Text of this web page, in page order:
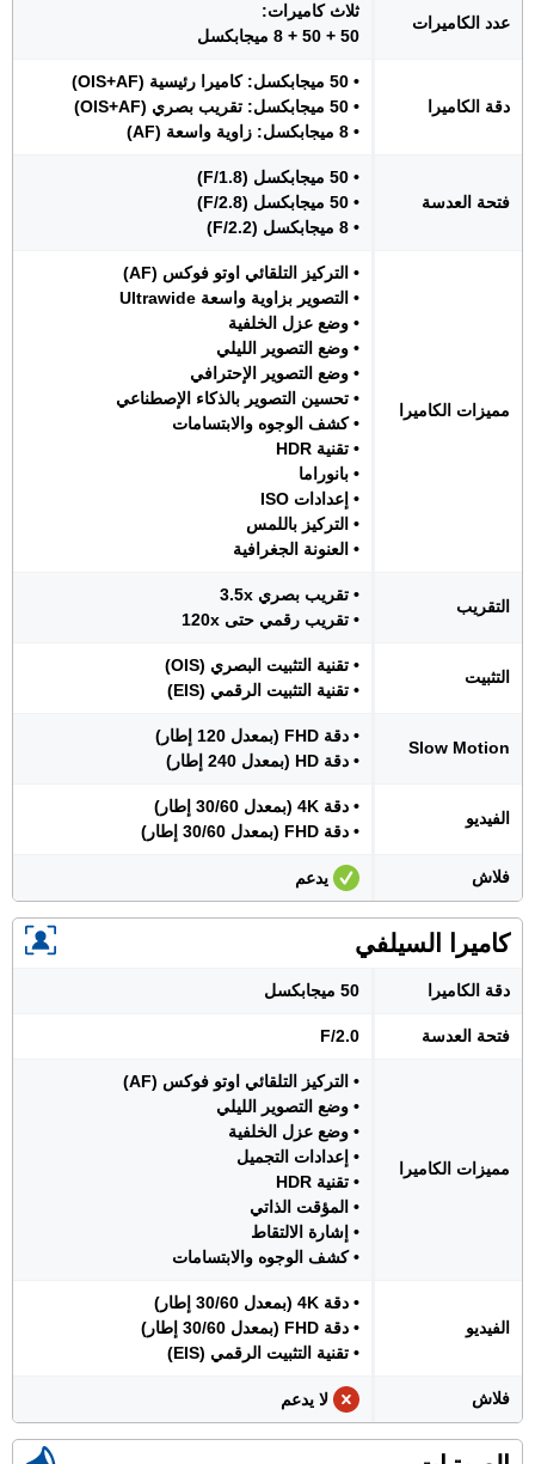
عدد الكاميرات
ثلاث كاميرات:
50 + 50 + 8 ميجابكسل
دقة الكاميرا
• 50 ميجابكسل: كاميرا رئيسية (OIS+AF)
• 50 ميجابكسل: تقريب بصري (OIS+AF)
• 8 ميجابكسل: زاوية واسعة (AF)
فتحة العدسة
• 50 ميجابكسل (F/1.8)
• 50 ميجابكسل (F/2.8)
• 8 ميجابكسل (F/2.2)
مميزات الكاميرا
• التركيز التلقائي اوتو فوكس (AF)
• التصوير بزاوية واسعة Ultrawide
• وضع عزل الخلفية
• وضع التصوير الليلي
• وضع التصوير الإحترافي
• تحسين التصوير بالذكاء الإصطناعي
• كشف الوجوه والابتسامات
• تقنية HDR
• بانوراما
• إعدادات ISO
• التركيز باللمس
• العنونة الجغرافية
التقريب
• تقريب بصري 3.5x
• تقريب رقمي حتى 120x
التثبيت
• تقنية التثبيت البصري (OIS)
• تقنية التثبيت الرقمي (EIS)
Slow Motion
• دقة FHD (بمعدل 120 إطار)
• دقة HD (بمعدل 240 إطار)
الفيديو
• دقة 4K (بمعدل 30/60 إطار)
• دقة FHD (بمعدل 30/60 إطار)
فلاش يدعم
كاميرا السيلفي
دقة الكاميرا 50 ميجابكسل
فتحة العدسة F/2.0
مميزات الكاميرا
• التركيز التلقائي اوتو فوكس (AF)
• وضع التصوير الليلي
• وضع عزل الخلفية
• إعدادات التجميل
• تقنية HDR
• المؤقت الذاتي
• إشارة الالتقاط
• كشف الوجوه والابتسامات
الفيديو
• دقة 4K (بمعدل 30/60 إطار)
• دقة FHD (بمعدل 30/60 إطار)
• تقنية التثبيت الرقمي (EIS)
فلاش لا يدعم